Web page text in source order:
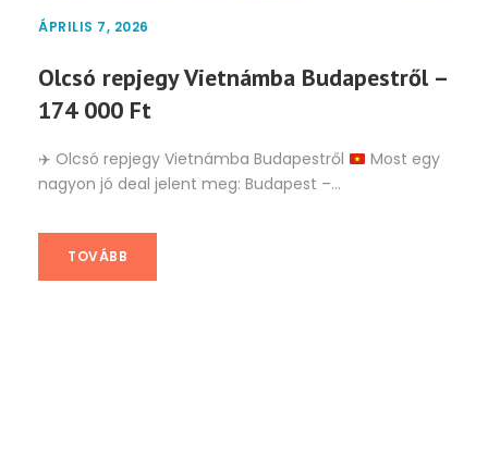
ÁPRILIS 7, 2026
Olcsó repjegy Vietnámba Budapestről –
174 000 Ft
✈️ Olcsó repjegy Vietnámba Budapestről
Most egy
nagyon jó deal jelent meg: Budapest –...
TOVÁBB